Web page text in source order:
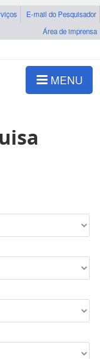
E-mail do Pesquisador
Área de imprensa
MENU